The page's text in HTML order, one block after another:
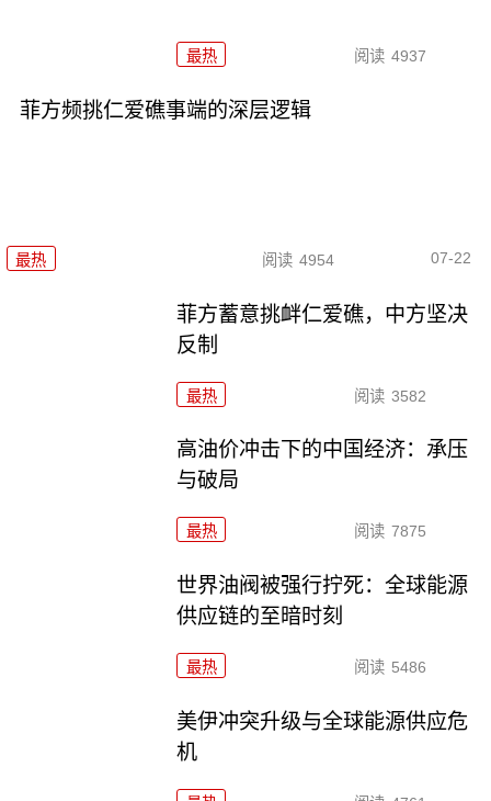
最热 阅读 4937
菲方频挑仁爱礁事端的深层逻辑
最热 阅读 4954 07-22
菲方蓄意挑衅仁爱礁，中方坚决
反制
最热 阅读 3582
高油价冲击下的中国经济：承压
与破局
最热 阅读 7875
世界油阀被强行拧死：全球能源
供应链的至暗时刻
最热 阅读 5486
美伊冲突升级与全球能源供应危
机